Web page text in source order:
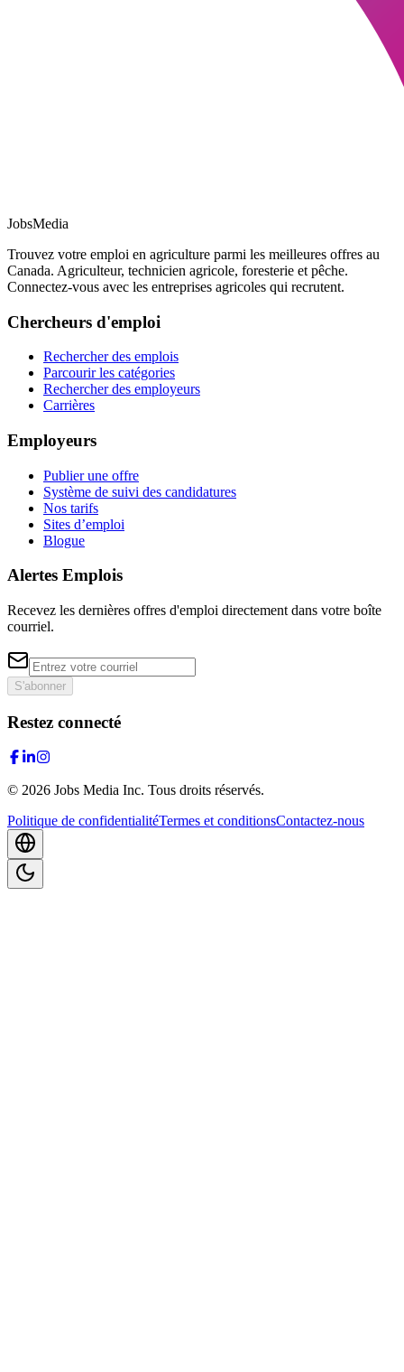
JobsMedia
Trouvez votre emploi en agriculture parmi les meilleures offres au
Canada. Agriculteur, technicien agricole, foresterie et pêche.
Connectez-vous avec les entreprises agricoles qui recrutent.
Chercheurs d'emploi
Rechercher des emplois
Parcourir les catégories
Rechercher des employeurs
Carrières
Employeurs
Publier une offre
Système de suivi des candidatures
Nos tarifs
Sites d’emploi
Blogue
Alertes Emplois
Recevez les dernières offres d'emploi directement dans votre boîte
courriel.
S'abonner
Restez connecté
© 2026 Jobs Media Inc. Tous droits réservés.
Politique de confidentialitéTermes et conditionsContactez-nous